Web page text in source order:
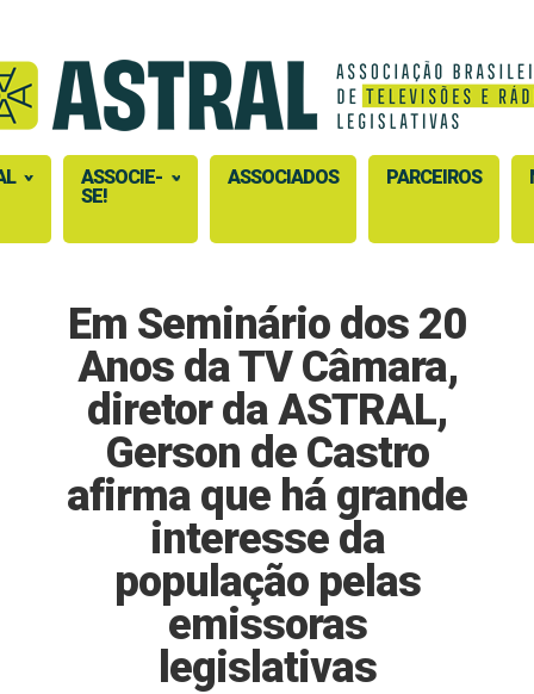
ASSOCIE-
SE!
ASSOCIADOS PARCEIROS
Em Seminário dos 20
Anos da TV Câmara,
diretor da ASTRAL,
Gerson de Castro
afirma que há grande
interesse da
população pelas
emissoras
legislativas